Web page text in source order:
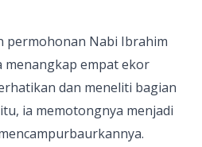
permohonan Nabi Ibrahim
empat ekor
dan meneliti bagian
ia memotongnya menjadi